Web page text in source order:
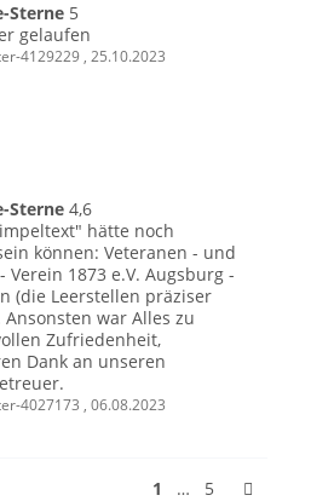
Sterne 5
gelaufen
4129229 , 25.10.2023
Sterne 4,6
hätte noch
können: Veteranen - und
Verein 1873 e.V. Augsburg -
(die Leerstellen präziser
Ansonsten war Alles zu
Zufriedenheit,
Dank an unseren
4027173 , 06.08.2023
1 … 5